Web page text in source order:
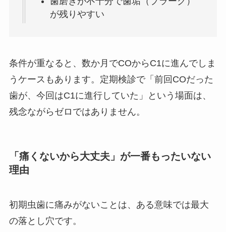
が残りやすい
条件が重なると、数か月でCOからC1に進んでしま
うケースもあります。定期検診で「前回COだった
歯が、今回はC1に進行していた」という場面は、
残念ながらゼロではありません。
「痛くないから大丈夫」が一番もったいない
理由
初期虫歯に痛みがないことは、ある意味では最大
の落とし穴です。